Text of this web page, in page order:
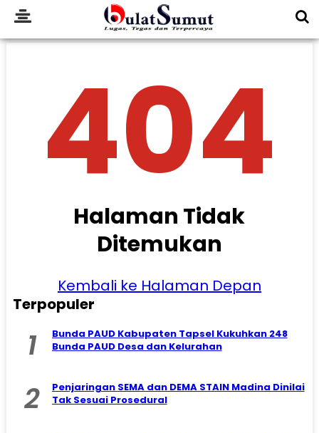
404
Halaman Tidak
Ditemukan
Kembali ke Halaman Depan
Terpopuler
1
Bunda PAUD Kabupaten Tapsel Kukuhkan 248
Bunda PAUD Desa dan Kelurahan
2
Penjaringan SEMA dan DEMA STAIN Madina Dinilai
Tak Sesuai Prosedural